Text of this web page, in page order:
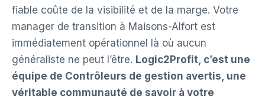
fiable coûte de la visibilité et de la marge. Votre
manager de transition à Maisons-Alfort est
immédiatement opérationnel là où aucun
généraliste ne peut l’être. Logic2Profit, c’est une
équipe de Contrôleurs de gestion avertis, une
véritable communauté de savoir à votre